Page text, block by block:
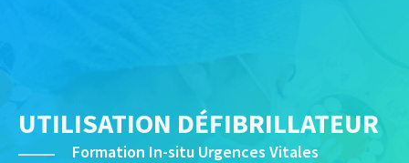
UTILISATION DÉFIBRILLATEUR
Formation In-situ Urgences Vitales